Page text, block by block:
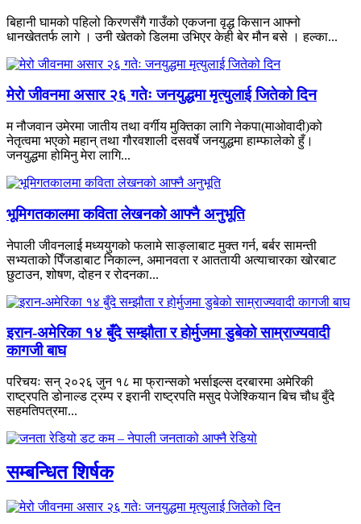
बिहानी घामको पहिलो किरणसँगै गाउँको एकजना वृद्ध किसान आफ्नो
धानखेततर्फ लागे । उनी खेतको डिलमा उभिएर केही बेर मौन बसे । हल्का...
मेरो जीवनमा असार २६ गतेः जनयुद्धमा मृत्युलाई जितेको दिन
म नौजवान उमेरमा जातीय तथा वर्गीय मुक्तिका लागि नेकपा(माओवादी)को
नेतृत्वमा भएको महान् तथा गौरवशाली दसवर्षे जनयुद्धमा हाम्फालेको हुँ।
जनयुद्धमा होमिनु मेरा लागि...
भूमिगतकालमा कविता लेखनको आफ्नै अनुभूति
नेपाली जीवनलाई मध्ययुगको फलामे साङ्लाबाट मुक्त गर्न, बर्बर सामन्ती
सभ्यताको पिँजडाबाट निकाल्न, अमानवता र आततायी अत्याचारका खोरबाट
छुटाउन, शोषण, दोहन र रोदनका...
इरान-अमेरिका १४ बुँदे सम्झौता र होर्मुजमा डुबेको साम्राज्यवादी
कागजी बाघ
परिचयः सन् २०२६ जुन १८ मा फ्रान्सको भर्साइल्स दरबारमा अमेरिकी
राष्ट्रपति डोनाल्ड ट्रम्प र इरानी राष्ट्रपति मसुद पेजेश्कियान बिच चौध बुँदे
सहमतिपत्रमा...
सम्बन्धित शिर्षक